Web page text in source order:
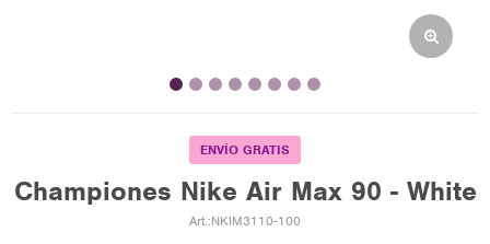
ENVÍO GRATIS
Championes Nike Air Max 90 - White
NKIM3110-100